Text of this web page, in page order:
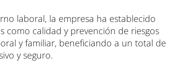
laboral, la empresa ha establecido
como calidad y prevención de riesgos
y familiar, beneficiando a un total de
y seguro.